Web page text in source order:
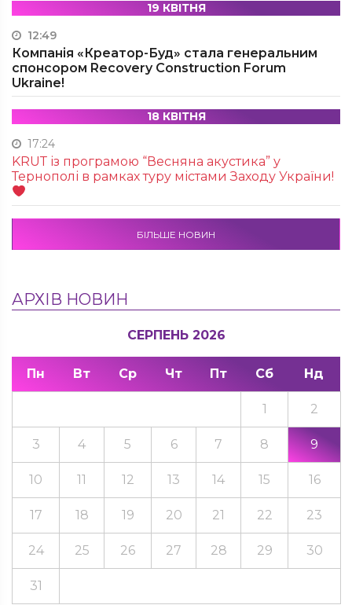
19 КВІТНЯ
12:49
Компанія «Креатор-Буд» стала генеральним
спонсором Recovery Construction Forum
Ukraine!
18 КВІТНЯ
17:24
KRUТ із програмою “Весняна акустика” у
Тернополі в рамках туру містами Заходу України!
БІЛЬШЕ НОВИН
АРХІВ НОВИН
СЕРПЕНЬ 2026
Пн Вт Ср Чт Пт Сб Нд
1 2
3 4 5 6 7 8 9
10 11 12 13 14 15 16
17 18 19 20 21 22 23
24 25 26 27 28 29 30
31